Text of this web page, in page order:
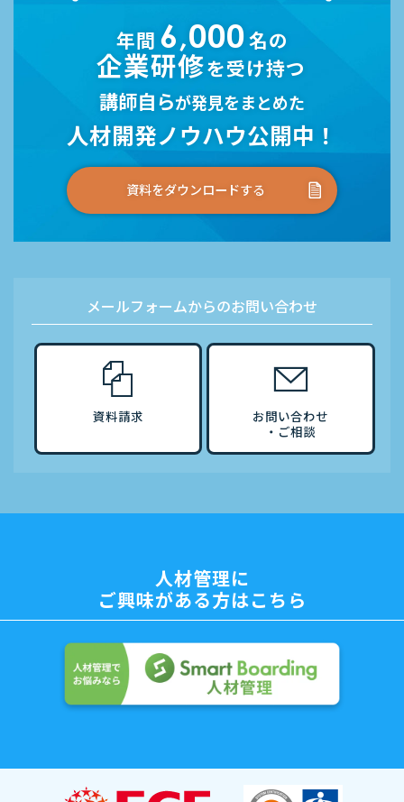
年間 6,000名の
企業研修を受け持つ
講師自らが発見をまとめた
人材開発ノウハウ公開中！
資料をダウンロードする
メールフォームからのお問い合わせ
資料請求
お問い合わせ
・ご相談
人材管理に
ご興味がある方はこちら